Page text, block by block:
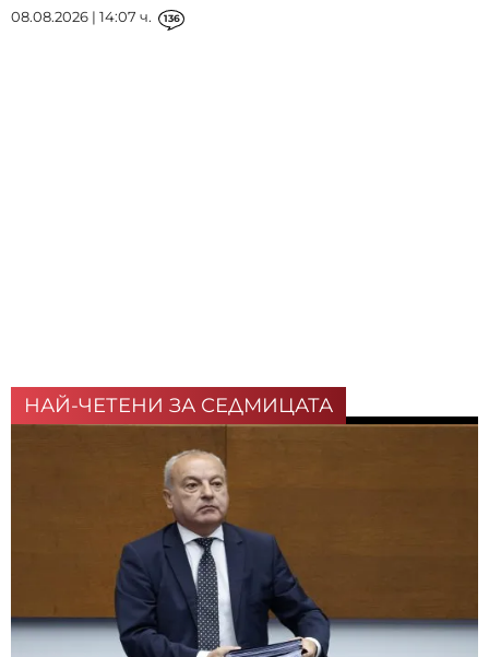
08.08.2026 | 14:07 ч. 136
НАЙ-ЧЕТЕНИ ЗА СЕДМИЦАТА